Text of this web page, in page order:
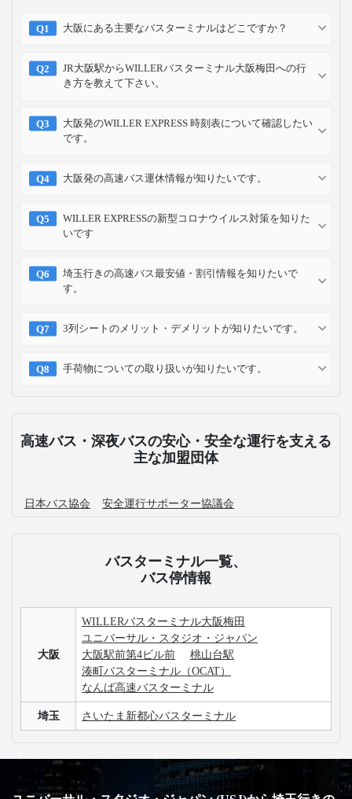
大阪にある主要なバスターミナルはどこですか？
JR大阪駅からWILLERバスターミナル大阪梅田への行
き方を教えて下さい。
大阪発のWILLER EXPRESS 時刻表について確認したい
です。
大阪発の高速バス運休情報が知りたいです。
WILLER EXPRESSの新型コロナウイルス対策を知りた
いです
埼玉行きの高速バス最安値・割引情報を知りたいで
す。
3列シートのメリット・デメリットが知りたいです。
手荷物についての取り扱いが知りたいです。
高速バス・深夜バスの安心・安全な運行を支える
主な加盟団体
日本バス協会 安全運行サポーター協議会
バスターミナル一覧、
バス停情報
大阪
WILLERバスターミナル大阪梅田
ユニバーサル・スタジオ・ジャパン
大阪駅前第4ビル前
桃山台駅
湊町バスターミナル（OCAT）
なんば高速バスターミナル
埼玉 さいたま新都心バスターミナル